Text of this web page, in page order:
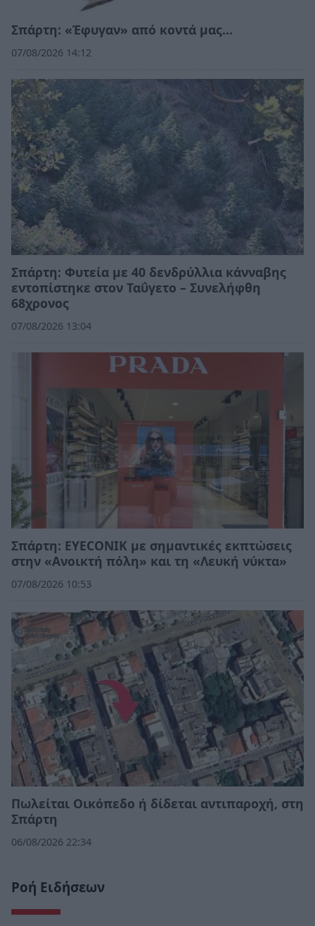
Σπάρτη: «Έφυγαν» από κοντά μας…
07/08/2026 14:12
Σπάρτη: Φυτεία με 40 δενδρύλλια κάνναβης
εντοπίστηκε στον Ταΰγετο – Συνελήφθη
68χρονος
07/08/2026 13:04
Σπάρτη: EYECONIK με σημαντικές εκπτώσεις
στην «Ανοικτή πόλη» και τη «Λευκή νύκτα»
07/08/2026 10:53
Πωλείται Οικόπεδο ή δίδεται αντιπαροχή, στη
Σπάρτη
06/08/2026 22:34
Ροή Ειδήσεων